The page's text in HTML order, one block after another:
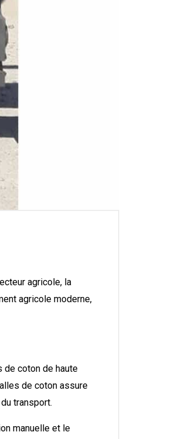
agricole, la
agricole moderne,
de coton de haute
de coton assure
transport.
manuelle et le